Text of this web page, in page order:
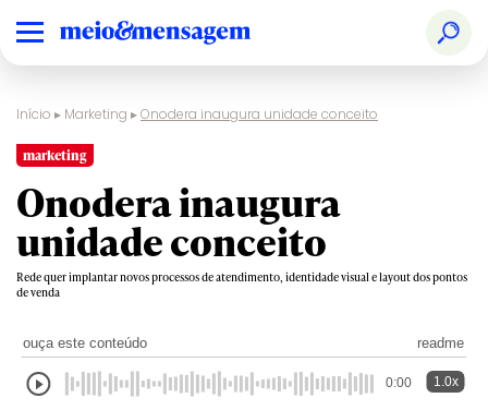
Início ▸ Marketing ▸Onodera inaugura unidade conceito
marketing
Onodera inaugura
unidade conceito
Rede quer implantar novos processos de atendimento, identidade visual e layout dos pontos
de venda
ouça este conteúdo readme
0:00 1.0x